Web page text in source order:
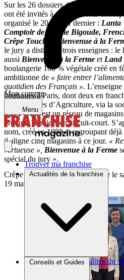
Mon compte
Menu
Trouver ma franchise
Actualités de la franchise
Brèves et actus Actualités du
Conseils et Guides
Sur les 26 dossiers de candidature
ont été invités à présenter leur
organisé le 20 février dernier : Lanta
Comptoir de Mamie Bigoude,
Crêpe Touch
Bienvenue à la
le jury a distingué trois enseignes : le
aussi Bienvenue à la Ferme et Land
boulangerie 100 % végétale créé en
ambitionne de « faire entrer
quotidien des Français ».
boutiques à Paris, dont deux en
les Chambres d’Agriculture, via la
à la Fermeest un réseau de
produits fermiers en circuit-court.
nom, créé en 1988 et regroupant
il aligne cinq magasins à ce jour. «
vertueuse », Bienvenue à la Ferme
spécial du jury ».
Crêpe Touch recevra son prix sur le
19 mars prochain